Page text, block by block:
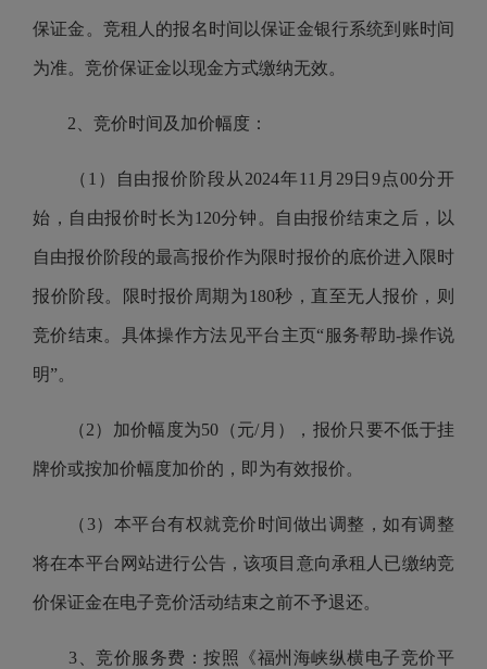
保证金。竞租人的报名时间以保证金银行系统到账时间
为准。 竞价保证金以现金方式缴纳无效。
2、竞价时间及加价幅度：
（1）自由报价阶段从2024年11月29日9点00分开
始，自由报价时长为120分钟。自由报价结束之后，以
自由报价阶段的最高报价作为限时报价的底价进入限时
报价阶段。限时报价周期为180秒，直至无人报价，则
竞价结束。具体操作方法见平台主页“服务帮助-操作说
明”。
（2）加价幅度为50（元/月），报价只要不低于挂
牌价或按加价幅度加价的，即为有效报价。
（3）本平台有权就竞价时间做出调整，如有调整
将在本平台网站进行公告，该项目意向承租人已缴纳竞
价保证金在电子竞价活动结束之前不予退还。
3、竞价服务费：按照 《福州海峡纵横电子竞价平